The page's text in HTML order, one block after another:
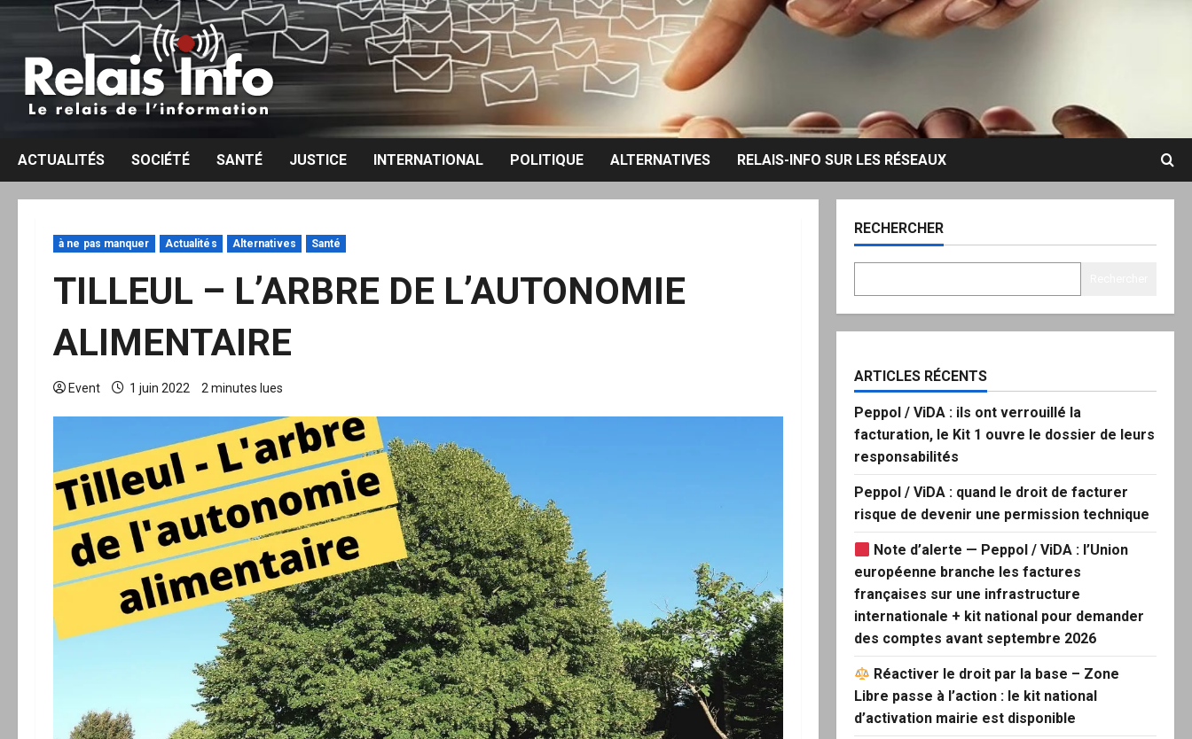
Aller
contenu
ACTUALITÉS SOCIÉTÉ SANTÉ JUSTICE INTERNATIONAL POLITIQUE ALTERNATIVES RELAIS-INFO SUR LES RÉSEAUX
à ne pas manquer Actualités Alternatives Santé
TILLEUL – L’ARBRE DE L’AUTONOMIE
ALIMENTAIRE
Event 1 juin 2022 2 minutes lues
RECHERCHER
ARTICLES RÉCENTS
Peppol / ViDA : ils ont verrouillé la
facturation, le Kit 1 ouvre le dossier de leurs
responsabilités
Peppol / ViDA : quand le droit de facturer
risque de devenir une permission technique
Note d’alerte — Peppol / ViDA : l’Union
européenne branche les factures
françaises sur une infrastructure
internationale + kit national pour demander
des comptes avant septembre 2026
Réactiver le droit par la base – Zone
Libre passe à l’action : le kit national
d’activation mairie est disponible